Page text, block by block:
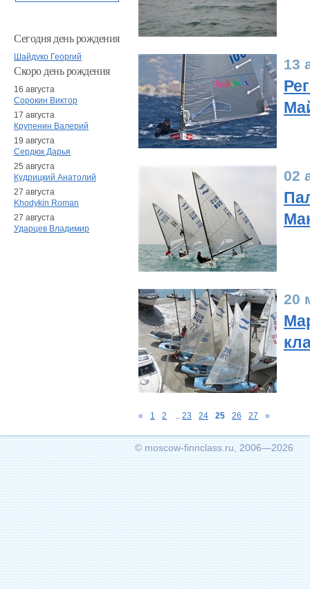
13
02
20
« 1 2 .. 23 24 25 26 27 »
Сегодня день рождения
Шайдуко Георгий
Скоро день рождения
16 августа
Сорокин Виктор
17 августа
Крупенин Валерий
19 августа
Сердюк Дарья
25 августа
Кудрицкий Анатолий
27 августа
Khodykin Roman
27 августа
Ударцев Владимир
© moscow-finnclass.ru, 2006—2026